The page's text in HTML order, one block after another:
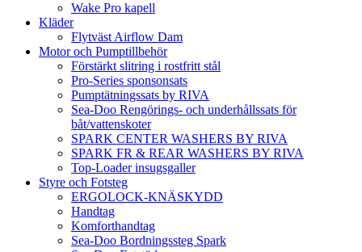
Wake Pro kapell
Kläder
Flytväst Airflow Dam
Motor och Pumptillbehör
Förstärkt slitring i rostfritt stål
Pro-Series sponsonsats
Pumptätningssats by RIVA
Sea-Doo Rengörings- och underhållssats för
båt/vattenskoter
SPARK CENTER WASHERS BY RIVA
SPARK FR & REAR WASHERS BY RIVA
Top-Loader insugsgaller
Styre och Fotsteg
ERGOLOCK-KNÄSKYDD
Handtag
Komforthandtag
Sea-Doo Bordningssteg Spark